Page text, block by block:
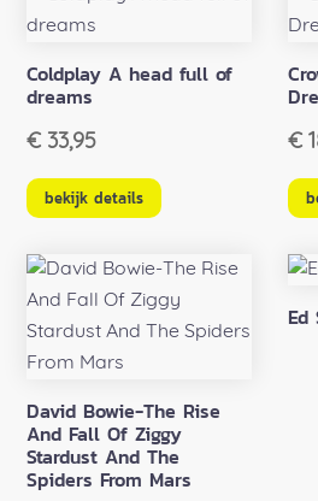
Coldplay A head full of
dreams
€ 33,95
bekijk details
€
David Bowie-The Rise
And Fall Of Ziggy
Stardust And The
Spiders From Mars
Ed